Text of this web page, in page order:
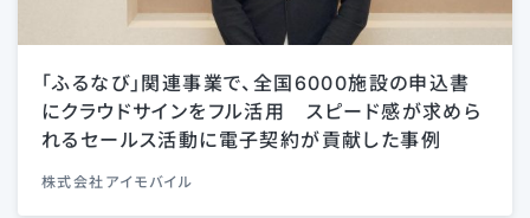
「ふるなび」関連事業で、全国6000施設の申込書
にクラウドサインをフル活用 スピード感が求めら
れるセールス活動に電子契約が貢献した事例
株式会社アイモバイル